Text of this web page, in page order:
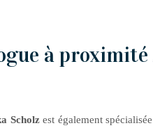
à
Scholzest également